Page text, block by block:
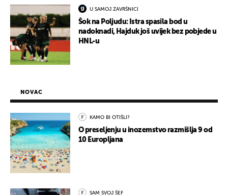
U SAMOJ ZAVRŠNICI
Šok na Poljudu: Istra spasila bod u
nadoknadi, Hajduk još uvijek bez pobjede u
HNL-u
NOVAC
KAMO BI OTIŠLI?
O preseljenju u inozemstvo razmišlja 9 od
10 Europljana
SAM SVOJ ŠEF